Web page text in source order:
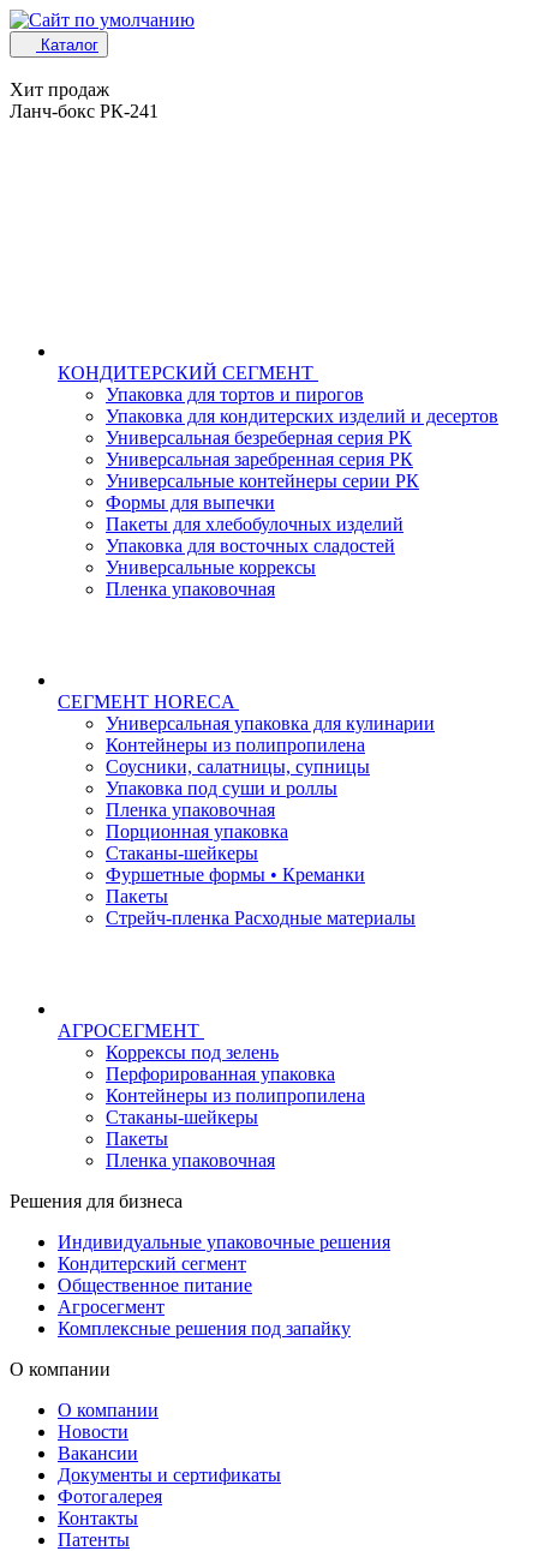
Каталог
Хит продаж
Ланч-бокс РК-241
КОНДИТЕРСКИЙ СЕГМЕНТ
Упаковка для тортов и пирогов
Упаковка для кондитерских изделий и десертов
Универсальная безреберная серия РК
Универсальная заребренная серия РК
Универсальные контейнеры серии РК
Формы для выпечки
Пакеты для хлебобулочных изделий
Упаковка для восточных сладостей
Универсальные коррексы
Пленка упаковочная
СЕГМЕНТ HORECA
Универсальная упаковка для кулинарии
Контейнеры из полипропилена
Соусники, салатницы, супницы
Упаковка под суши и роллы
Пленка упаковочная
Порционная упаковка
Стаканы-шейкеры
Фуршетные формы • Креманки
Пакеты
Стрейч-пленка Расходные материалы
АГРОСЕГМЕНТ
Коррексы под зелень
Перфорированная упаковка
Контейнеры из полипропилена
Стаканы-шейкеры
Пакеты
Пленка упаковочная
Решения для бизнеса
Индивидуальные упаковочные решения
Кондитерский сегмент
Общественное питание
Агросегмент
Комплексные решения под запайку
О компании
О компании
Новости
Вакансии
Документы и сертификаты
Фотогалерея
Контакты
Патенты